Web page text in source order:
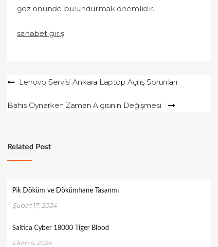
göz önünde bulundurmak önemlidir.
sahabet giriş
YazıLenovo Servisi Ankara Laptop Açılış Sorunları
Bahis Oynarken Zaman Algısının Değişmesi
Related Post
Pik Döküm ve Dökümhane Tasarımı
Şubat 17, 2024
Saltica Cyber 18000 Tiger Blood
Ekim 5, 2024